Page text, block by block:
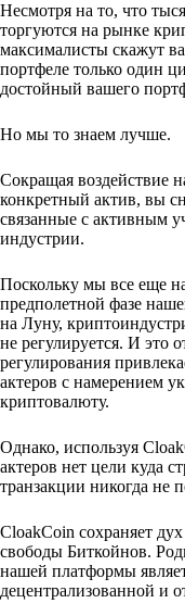
Несмотря на то, что
торгуются на рынке
максималисты скажут
портфеле только один
достойный вашего
Но мы то знаем лучше.
Сокращая воздействие
конкретный актив, вы
связанные с активным
индустрии.
Поскольку мы все еще
предполетной фазе
на Луну,
не регулируется. И это
регулирования
актеров с намерением
криптовалюту.
Однако, используя
актеров нет цели куда
транзакции никогда не
CloakCoin сохраняет
свободы Биткойнов.
нашей платформы
децентрализованной и